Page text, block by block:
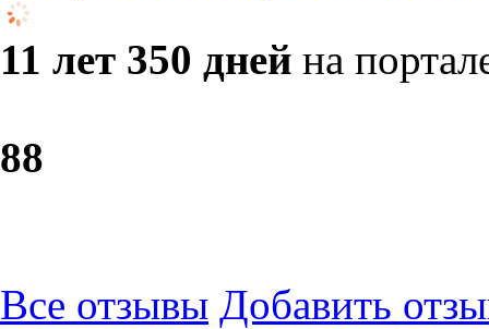
11 лет 350 дней на
88
Все отзывы Добавить